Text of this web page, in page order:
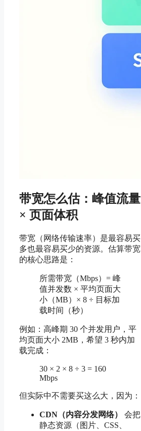
带宽怎么估：峰值流量
× 页面体积
带宽（网络传输速率）是最容易买
多也最容易买少的资源。估算带宽
的核心思路是：
所需带宽（Mbps）= 峰
值并发数 × 平均页面大
小（MB）× 8 ÷ 目标加
载时间（秒）
例如：高峰期 30 个并发用户，平
均页面大小 2MB，希望 3 秒内加
载完成：
30 × 2 × 8 ÷ 3 = 160
Mbps
但实际中不需要买这么大，因为：
CDN（内容分发网络）
会把
静态资源（图片、CSS、